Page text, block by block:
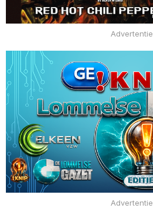
Advertentie
Advertentie